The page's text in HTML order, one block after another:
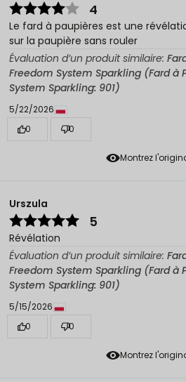
Montrez
4
Le fard à paupières est une
sur la paupière sans rouler
Évaluation d’un produit similaire:
Freedom System Sparkling (Fard à
System Sparkling: 901)
5/22/2026
0
0
Montrez
Urszula
5
Révélation
Évaluation d’un produit similaire:
Freedom System Sparkling (Fard à
System Sparkling: 901)
5/15/2026
0
0